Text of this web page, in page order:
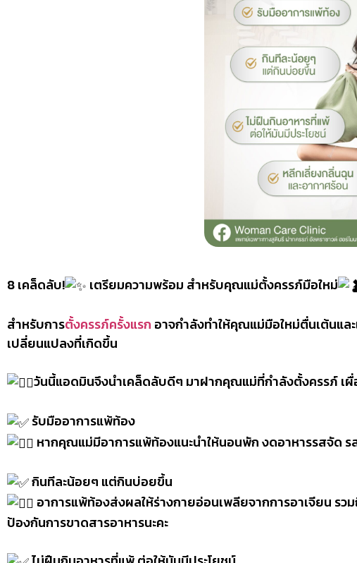
8 เคล็ดลับ! เตรียมความพร้อม สำหรับคุณแม่ตั้งครรภ์มือใหม่
สำหรับการตั้งครรภ์ครั้งแรก อาจกำลังทำให้คุณแม่มือใหม่ตื่นเต้นแล
เปลี่ยนแปลงที่เกิดขึ้น
วันนี้แอดมินจึงนำเคล็ดลับดีๆ มาฝากคุณแม่ที่กำลังตั้งครรภ์ เผื่อ
รับมืออาการแพ้ท้อง
หากคุณแม่มีอาการแพ้ท้องแนะนำให้นอนพัก งดอาหารรสจัด ร
กินทีละน้อยๆ แต่กินบ่อยขึ้น
อาการแพ้ท้องส่งผลให้ร่างกายอ่อนเพลียจากการอาเจียน ร
ป้องกันการขาดสารอาหารนะคะ